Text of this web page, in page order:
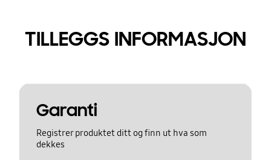
TILLEGGS INFORMASJON
Garanti
Registrer produktet ditt og finn ut hva som
dekkes